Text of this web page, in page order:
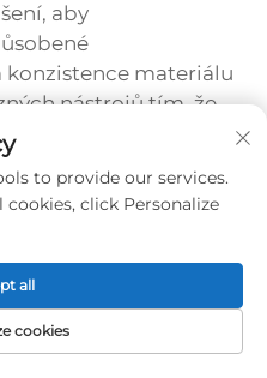
aby
materiálu
nástrojů tím, že
zatížení, které
a současně snižuje
materiálů
dílů a
vyšších mír
rovného
rozprostírají na
to provide our services.
click Personalize
cookies
all